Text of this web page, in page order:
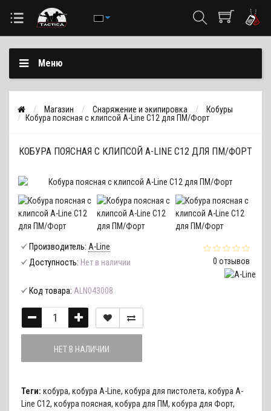
Меню
Магазин Снаряжение и экипировка
Кобуры
Кобура поясная с клипсой A-Line С12 для ПМ/Форт
КОБУРА ПОЯСНАЯ С КЛИПСОЙ A-LINE С12 ДЛЯ ПМ/ФОРТ
0 отзывов
Производитель: A-Line
Доступность: Нет в наличии
Код товара: ALN043008
НЕТ В НАЛИЧИИ
Теги: кобура, кобура A-Line, кобура для пистолета, кобура A-
Line C12, кобура поясная, кобура для ПМ, кобура для Форт,